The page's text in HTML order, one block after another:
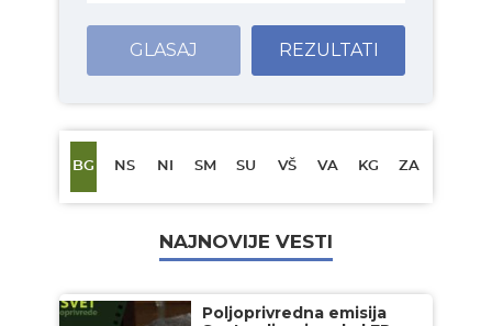
GLASAJ REZULTATI
BG NS NI SM SU VŠ VA KG ZA
NAJNOVIJE VESTI
Poljoprivredna emisija